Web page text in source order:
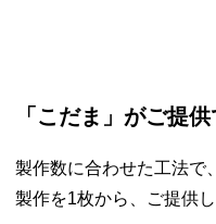
「こだま」がご提
製作数に合わせた工法で
製作を1枚から、ご提供し